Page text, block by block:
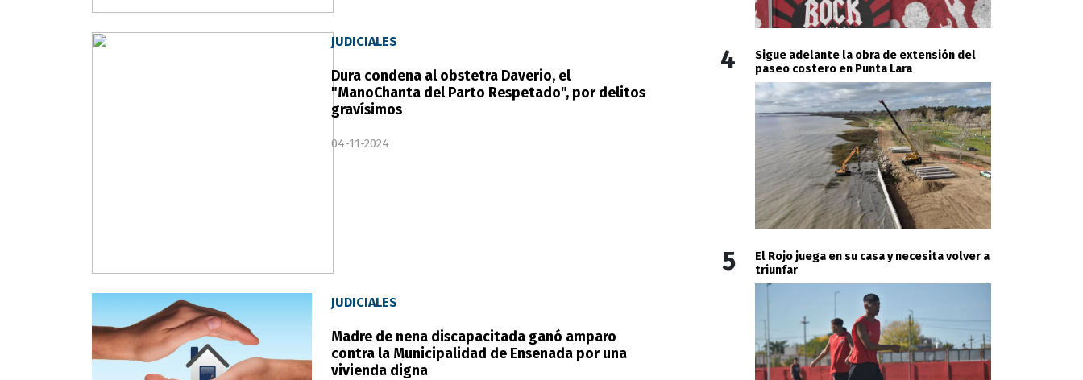
JUDICIALES
Dura condena al obstetra Daverio, el
"ManoChanta del Parto Respetado", por delitos
gravísimos
04-11-2024
JUDICIALES
Madre de nena discapacitada ganó amparo
contra la Municipalidad de Ensenada por una
vivienda digna
4
Sigue adelante la obra de extensión del
paseo costero en Punta Lara
5
El Rojo juega en su casa y necesita volver a
triunfar